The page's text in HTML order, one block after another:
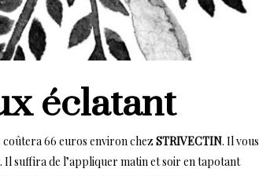
éclatant
coûtera 66 euros environ chezSTRIVECTIN. Il vous
Il suffira de l’appliquer matin et soir en tapotant